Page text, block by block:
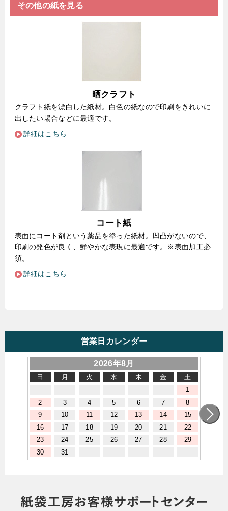
その他の紙を見る
晒クラフト
クラフト紙を漂白した紙材。白色の紙なので印刷をきれいに
出したい場合などに最適です。
詳細はこちら
コート紙
表面にコート剤という薬品を塗った紙材。凹凸がないので、
印刷の発色が良く、鮮やかな表現に最適です。※表面加工必
須。
詳細はこちら
営業日カレンダー
2026年8月
日 月 火 水 木 金
土
1
2
3 4 5 6 7
8
9
10 11 12 13 14
15
16
17 18 19 20 21
22
23
24 25 26 27 28
29
30
31